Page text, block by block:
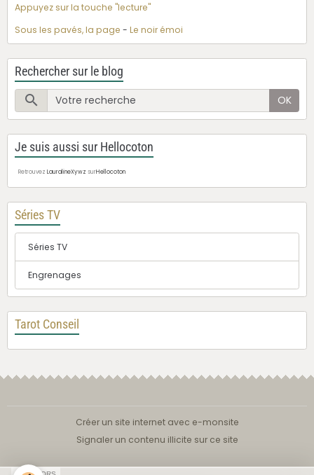
Appuyez sur la touche "lecture"
Sous les pavés, la page - Le noir émoi
Rechercher sur le blog
OK
Je suis aussi sur Hellocoton
Retrouvez LauralineXywz surHellocoton
Séries TV
Séries TV
Engrenages
Tarot Conseil
Créer un site internet avec e-monsite
Signaler un contenu illicite sur ce site